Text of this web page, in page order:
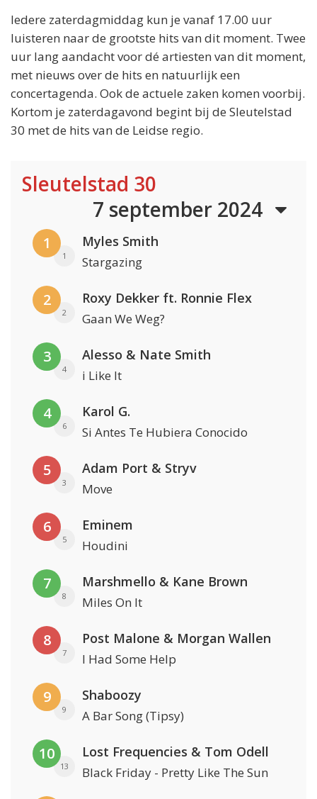
Iedere zaterdagmiddag kun je vanaf 17.00 uur
luisteren naar de grootste hits van dit moment. Twee
uur lang aandacht voor dé artiesten van dit moment,
met nieuws over de hits en natuurlijk een
concertagenda. Ook de actuele zaken komen voorbij.
Kortom je zaterdagavond begint bij de Sleutelstad
30 met de hits van de Leidse regio.
Sleutelstad 30
7 september 2024
1
1
Myles Smith
Stargazing
2
2
Roxy Dekker ft. Ronnie Flex
Gaan We Weg?
3
4
Alesso & Nate Smith
i Like It
4
6
Karol G.
Si Antes Te Hubiera Conocido
5
3
Adam Port & Stryv
Move
6
5
Eminem
Houdini
7
8
Marshmello & Kane Brown
Miles On It
8
7
Post Malone & Morgan Wallen
I Had Some Help
9
9
Shaboozy
A Bar Song (Tipsy)
10
13
Lost Frequencies & Tom Odell
Black Friday - Pretty Like The Sun